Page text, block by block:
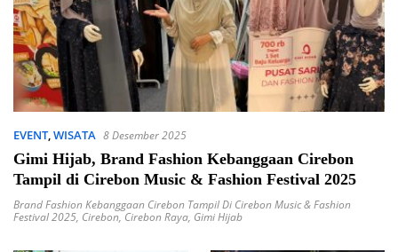
EVENT,WISATA 8 Desember 2025
Gimi Hijab, Brand Fashion Kebanggaan Cirebon
Tampil di Cirebon Music & Fashion Festival 2025
Brand Fashion Kebanggaan Cirebon Tampil Di Cirebon Music & Fashion
Festival 2025, Cirebon, Cirebon Raya, Gimi Hijab